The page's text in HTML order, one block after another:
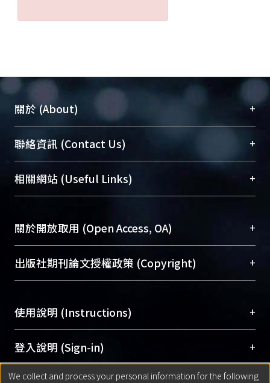
關於 (About) +
臺大位居世界頂尖大學之列，為永久珍藏及向國際
展現本校豐碩的研究成果及學術能量，圖書館整合
機構典藏（NTUR）與學術庫（AH）不同功能平
台，成為臺大學術典藏NTU scholars。期能整合研
成果。
To permanently archive and promote researcher
profiles and scholarly works, Library integrates the
services of “NTU Repository” with “Academic
聯絡資訊 (Contact Us) +
總館學科館員(Main Library)
醫學圖書館學科館員(Medical Library)
Sciences Library)
相關網站 (Useful Links) +
關於開放取用 (Open Access, OA) +
開放取用是從使用者角度提升資訊取用性的社會運
動，應用在學術研究上是透過將研究著作公開供使
用逐年攀升。同時可加速研究發展、提升研究影響
Archive）平台。 （點選深入了解OA）
出版社期刊論文授權政策 (Copyright) +
含部分內容的版權非匯入者所有，或由第三方贊
助與合作完成，請確認該版權所有者及第三方同
意提供此授權。
Please represent that the submission is your
original work, and that you have the right to
使用說明 (Instructions) +
網站簡介(Quickstart Guide)
使用手冊(Instruction Manual)
線上預約服務(Booking Service)
登入說明 (Sign-in) +
We collect and process your personal information for the following